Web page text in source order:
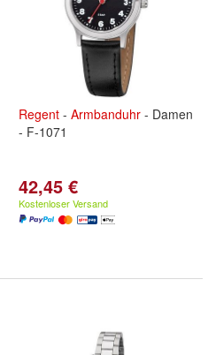
Regent - Armbanduhr - Damen
- F-1071
42,45 €
Kostenloser Versand